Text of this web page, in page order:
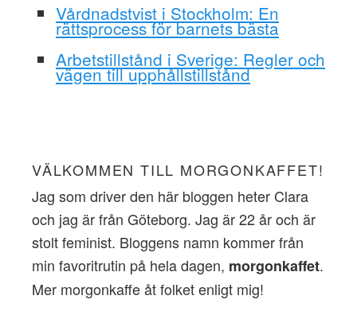
Vårdnadstvist i Stockholm: En
rättsprocess för barnets bästa
Arbetstillstånd i Sverige: Regler och
vägen till upphållstillstånd
VÄLKOMMEN TILL MORGONKAFFET!
Jag som driver den här bloggen heter Clara
och jag är från Göteborg. Jag är 22 år och är
stolt feminist. Bloggens namn kommer från
min favoritrutin på hela dagen, morgonkaffet.
Mer morgonkaffe åt folket enligt mig!